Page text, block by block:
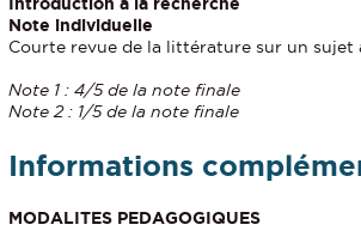
Note individuelle
Courte revue de la littérature sur un sujet
Note 1 : 4/5 de la note finale
Note 2 : 1/5 de la note finale
Informations
MODALITES PEDAGOGIQUES